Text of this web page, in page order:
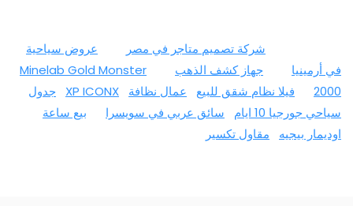
شركة تصميم متاجر في مصر
عروض سياحية
في أرمينيا
جهاز كشف الذهب
Minelab Gold Monster
2000
فيلا نظام شقق للبيع عمال نظافة XP ICONX
جدول
سياحي جورجيا 10 ايام
سائق عربي في سويسرا
بيع ساعة
اوديمار بيجيه
مقاول تكسير